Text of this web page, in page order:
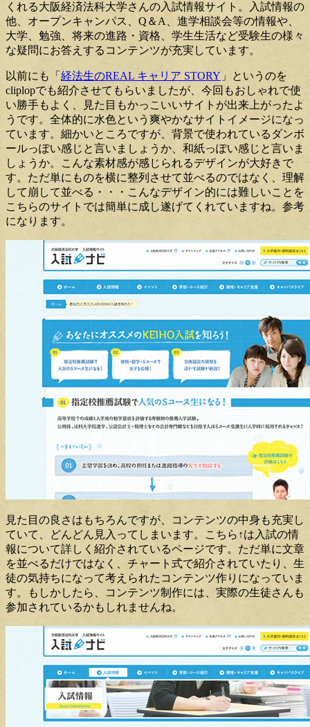
くれる大阪経済法科大学さんの入試情報サイト。入試情報の
他、オープンキャンパス、Q＆A、進学相談会等の情報や、
大学、勉強、将来の進路・資格、学生生活など受験生の様々
な疑問にお答えするコンテンツが充実しています。
以前にも「 経法生のREAL キャリア STORY 」というのを
cliplopでも紹介させてもらいましたが、今回もおしゃれで使
い勝手もよく、見た目もかっこいいサイトが出来上がったよ
うです。全体的に水色という爽やかなサイトイメージになっ
ています。細かいところですが、背景で使われているダンボ
ールっぽい感じと言いましょうか、和紙っぽい感じと言いま
しょうか。こんな素材感が感じられるデザインが大好きで
す。ただ単にものを横に整列させて並べるのではなく、理解
して崩して並べる・・・こんなデザイン的には難しいことを
こちらのサイトでは簡単に成し遂げてくれていますね。参考
になります。
見た目の良さはもちろんですが、コンテンツの中身も充実し
ていて、どんどん見入ってしまいます。こちら↑は入試の情
報について詳しく紹介されているページです。ただ単に文章
を並べるだけではなく、チャート式で紹介されていたり、生
徒の気持ちになって考えられたコンテンツ作りになっていま
す。もしかしたら、コンテンツ制作には、実際の生徒さんも
参加されているかもしれませんね。